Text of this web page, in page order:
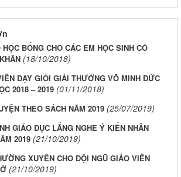
BỔNG CHO CÁC EM HỌC SINH CÓ
(18/10/2018)
DẠY GIỎI GIẢI THƯỞNG VÕ MINH ĐỨC
2018 – 2019 (01/11/2018)
THEO SÁCH NĂM 2019 (25/07/2019)
GIÁO DỤC LẮNG NGHE Ý KIẾN NHÂN
2019 (21/10/2019)
XUYÊN CHO ĐỘI NGŨ GIÁO VIÊN
(21/10/2019)